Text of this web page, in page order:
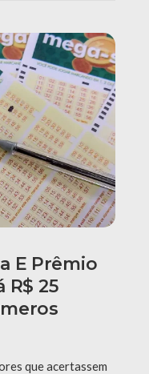
E Prêmio
R$ 25
que acertassem